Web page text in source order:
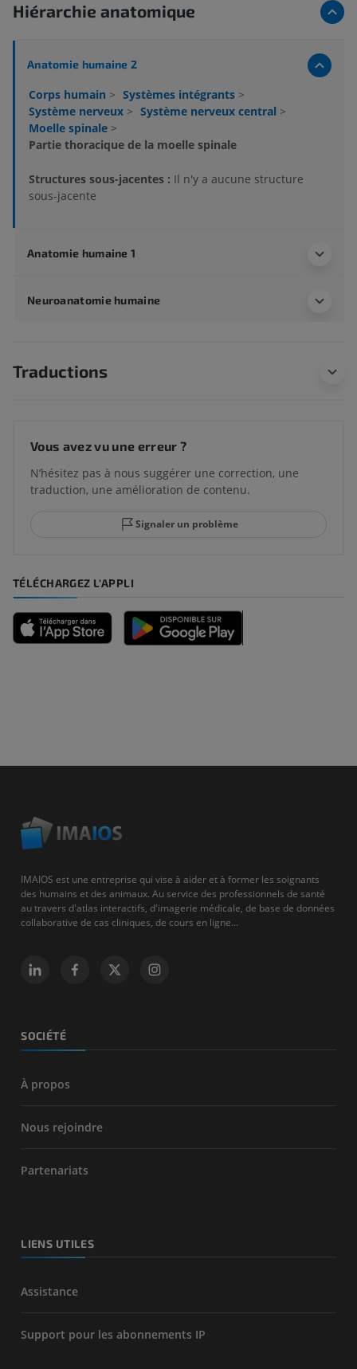
Hiérarchie anatomique
Anatomie humaine 2
Corps humain > Systèmes intégrants >
Système nerveux > Système nerveux central >
Moelle spinale >
Partie thoracique de la moelle spinale
Structures sous-jacentes : Il n'y a aucune structure
sous-jacente
Anatomie humaine 1
Neuroanatomie humaine
Traductions
Vous avez vu une erreur ?
N’hésitez pas à nous suggérer une correction, une
traduction, une amélioration de contenu.
Signaler un problème
TÉLÉCHARGEZ L'APPLI
IMAIOS est une entreprise qui vise à aider et à former les soignants
des humains et des animaux. Au service des professionnels de santé
au travers d'atlas interactifs, d'imagerie médicale, de base de données
collaborative de cas cliniques, de cours en ligne...
SOCIÉTÉ
À propos
Nous rejoindre
Partenariats
LIENS UTILES
Assistance
Support pour les abonnements IP